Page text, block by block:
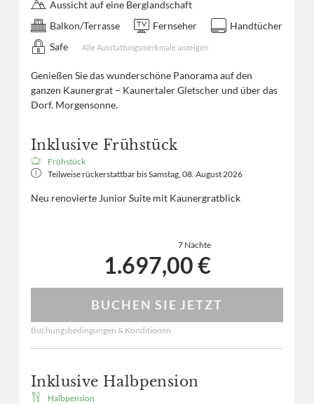
Aussicht auf eine Berglandschaft
Balkon/Terrasse
Fernseher
Handtücher
Safe
Alle Ausstattungsmerkmale anzeigen
Genießen Sie das wunderschöne Panorama auf den
ganzen Kaunergrat – Kaunertaler Gletscher und über das
Dorf. Morgensonne.
Inklusive Frühstück
Frühstück
Teilweise rückerstattbar bisSamstag, 08. August 2026
Neu renovierte Junior Suite mit Kaunergratblick
7 Nächte
1.697,00 €
BUCHEN SIE JETZT
Buchungsbedingungen & Konditionen
Inklusive Halbpension
Halbpension